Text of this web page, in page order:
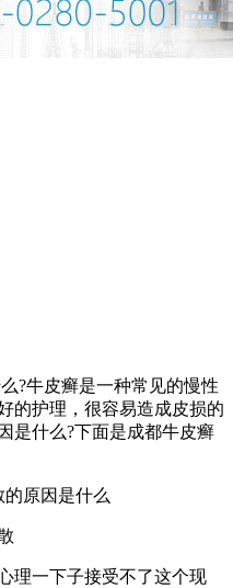
牛皮癣是一种常见的慢性
的护理，很容易造成皮损的
是什么?下面是成都牛皮癣
一下子接受不了这个现